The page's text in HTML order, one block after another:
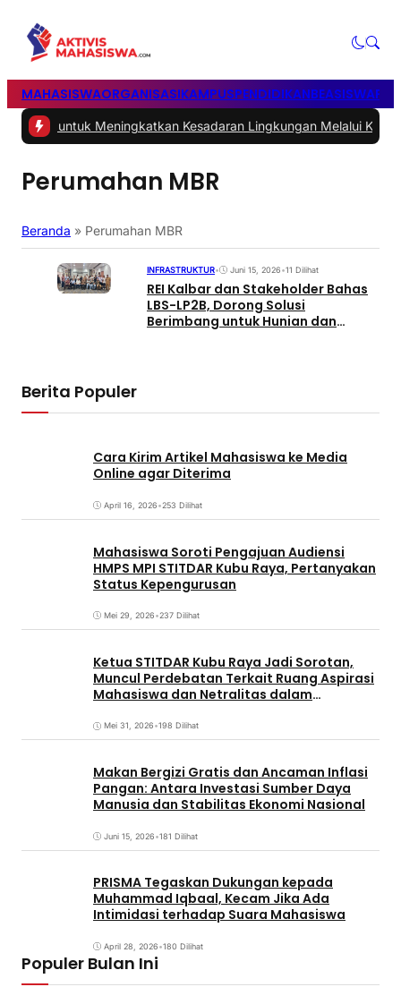
MAHASISWAORGANISASIKAMPUSPENDIDIKANBEASISWA
untuk Meningkatkan Kesadaran Lingkungan Melalui
Perumahan MBR
Beranda » Perumahan MBR
INFRASTRUKTUR• Juni 15, 2026•11 Dilihat
REI Kalbar dan Stakeholder Bahas
LBS-LP2B, Dorong Solusi
Berimbang untuk Hunian dan
Berita Populer
Cara Kirim Artikel Mahasiswa ke Media
Online agar Diterima
April 16, 2026•253 Dilihat
Mahasiswa Soroti Pengajuan Audiensi
HMPS MPI STITDAR Kubu Raya, Pertanyakan
Status Kepengurusan
Mei 29, 2026•237 Dilihat
Ketua STITDAR Kubu Raya Jadi Sorotan,
Muncul Perdebatan Terkait Ruang Aspirasi
Mahasiswa dan Netralitas dalam
Mei 31, 2026•198 Dilihat
Makan Bergizi Gratis dan Ancaman Inflasi
Pangan: Antara Investasi Sumber Daya
Manusia dan Stabilitas Ekonomi Nasional
Juni 15, 2026•181 Dilihat
PRISMA Tegaskan Dukungan kepada
Muhammad Iqbaal, Kecam Jika Ada
Intimidasi terhadap Suara Mahasiswa
April 28, 2026•180 Dilihat
Populer Bulan Ini